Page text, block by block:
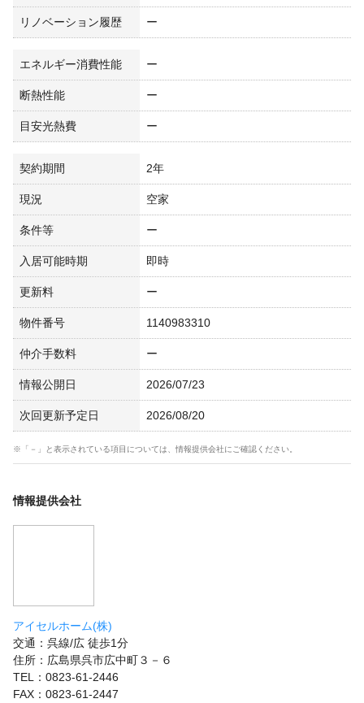
リノベーション履歴 ー
エネルギー消費性能 ー
断熱性能 ー
目安光熱費 ー
契約期間 2年
現況 空家
条件等 ー
入居可能時期 即時
更新料 ー
物件番号 1140983310
仲介手数料 ー
情報公開日 2026/07/23
次回更新予定日 2026/08/20
※「－」と表示されている項目については、情報提供会社にご確認ください。
情報提供会社
アイセルホーム(株)
交通：呉線/広 徒歩1分
住所：広島県呉市広中町３－６
TEL：0823-61-2446
FAX：0823-61-2447